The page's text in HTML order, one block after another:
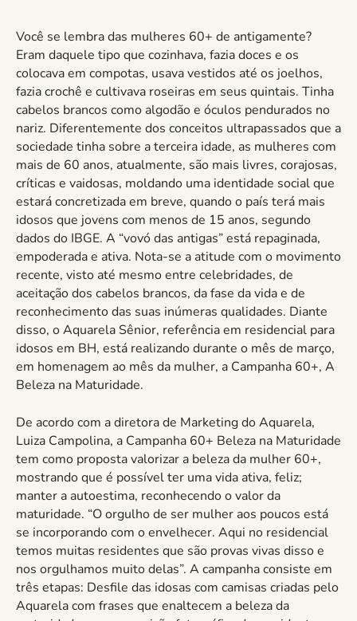
Você se lembra das mulheres 60+ de antigamente?
Eram daquele tipo que cozinhava, fazia doces e os
colocava em compotas, usava vestidos até os joelhos,
fazia crochê e cultivava roseiras em seus quintais. Tinha
cabelos brancos como algodão e óculos pendurados no
nariz. Diferentemente dos conceitos ultrapassados que a
sociedade tinha sobre a terceira idade, as mulheres com
mais de 60 anos, atualmente, são mais livres, corajosas,
críticas e vaidosas, moldando uma identidade social que
estará concretizada em breve, quando o país terá mais
idosos que jovens com menos de 15 anos, segundo
dados do IBGE. A “vovó das antigas” está repaginada,
empoderada e ativa. Nota-se a atitude com o movimento
recente, visto até mesmo entre celebridades, de
aceitação dos cabelos brancos, da fase da vida e de
reconhecimento das suas inúmeras qualidades. Diante
disso, o Aquarela Sênior, referência em residencial para
idosos em BH, está realizando durante o mês de março,
em homenagem ao mês da mulher, a Campanha 60+, A
Beleza na Maturidade.
De acordo com a diretora de Marketing do Aquarela,
Luiza Campolina, a Campanha 60+ Beleza na Maturidade
tem como proposta valorizar a beleza da mulher 60+,
mostrando que é possível ter uma vida ativa, feliz;
manter a autoestima, reconhecendo o valor da
maturidade. “O orgulho de ser mulher aos poucos está
se incorporando com o envelhecer. Aqui no residencial
temos muitas residentes que são provas vivas disso e
nos orgulhamos muito delas”. A campanha consiste em
três etapas: Desfile das idosas com camisas criadas pelo
Aquarela com frases que enaltecem a beleza da